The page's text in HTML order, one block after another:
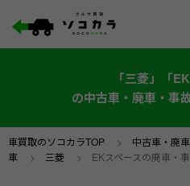
「三菱」「
の中古車・廃車・事
車買取のソコカラTOP > 中古車・廃
車 > 三菱 > EKスペースの廃車・